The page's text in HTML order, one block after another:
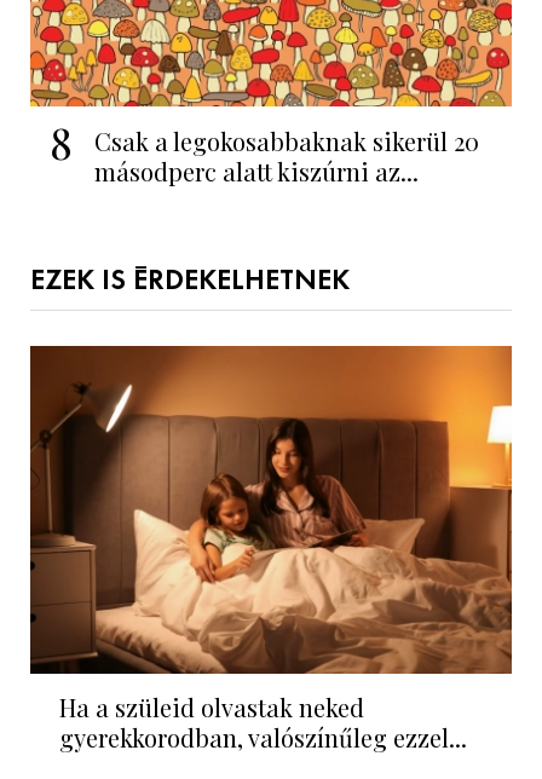
8
Csak a legokosabbaknak sikerül 20
másodperc alatt kiszúrni az...
EZEK IS ÉRDEKELHETNEK
Ha a szüleid olvastak neked
gyerekkorodban, valószínűleg ezzel...